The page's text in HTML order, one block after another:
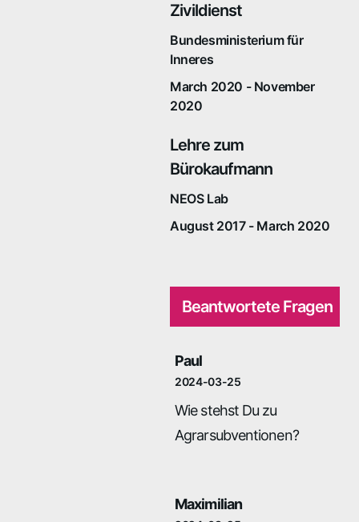
Zivildienst
Bundesministerium für
Inneres
March 2020 - November
2020
Lehre zum
Bürokaufmann
NEOS Lab
August 2017 - March 2020
Beantwortete Fragen
Paul
2024-03-25
Wie stehst Du zu
Agrarsubventionen?
Maximilian